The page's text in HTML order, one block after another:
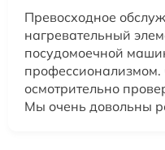
Превосходное
нагревательный
посудомоечной
осмотрительно
Мы очень довольны